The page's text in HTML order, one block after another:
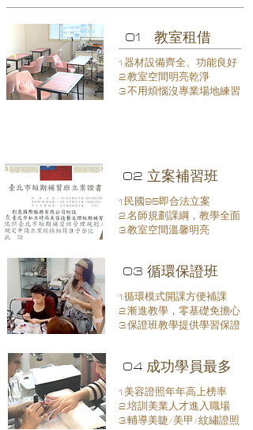
01 ​教室租借
1.器材設備齊全、功能良好
2.教室空間明亮乾淨
3.不用煩惱沒專業場地練習
02 ​立案補習班
1.民國95即合法立案
2.名師規劃課綱，教學全面
3.教室空間溫馨明亮
03 ​循環保證班
1.循環模式開課方便補課
2.漸進教學，零基礎免擔心
3.保證班教學提供學習保證
04​成功學員最多
1.美容證照年年高上榜率
2.培訓美業人才進入職場
3.輔導美睫/美甲/紋繡證照